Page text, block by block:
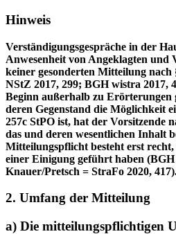
Hinweis
Verständigungsgespräche in der
Anwesenheit von Angeklagten und
keiner gesonderten Mitteilung nach
NStZ 2017, 299; BGH wistra 2017,
Beginn außerhalb zu Erörterungen
deren Gegenstand die Möglichkeit
257c StPO ist, hat der Vorsitzende
das und deren wesentlichen Inhalt
Mitteilungspflicht besteht erst
einer Einigung geführt haben
Knauer/Pretsch = StraFo 2020,
2. Umfang der Mitteilung
a) Die mitteilungspflichtigen